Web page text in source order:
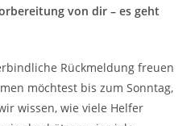
von dir – es geht
Rückmeldung freuen
möchtest bis zum Sonntag,
wissen, wie viele Helfer